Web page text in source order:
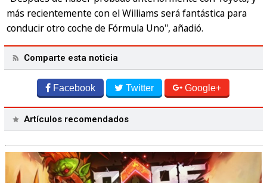
más recientemente con el Williams será fantástica para
conducir otro coche de Fórmula Uno",añadió.
Comparte esta noticia
Facebook Twitter Google+
Artículos recomendados